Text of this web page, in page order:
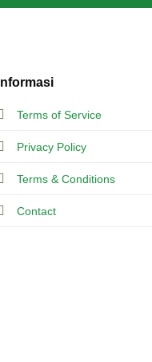
Informasi
Terms of Service
Privacy Policy
Terms & Conditions
Contact